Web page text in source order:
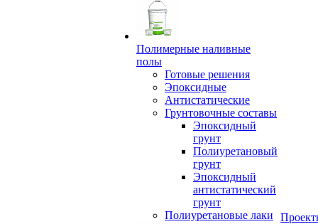
Полимерные наливные
полы
Готовые решения
Эпоксидные
Антистатические
Грунтовочные составы
Эпоксидный
грунт
Полиуретановый
грунт
Эпоксидный
антистатический
грунт
Полиуретановые лаки